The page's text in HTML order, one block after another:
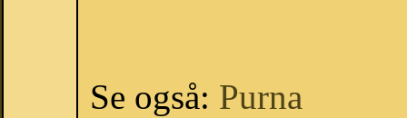
Se også: Purna